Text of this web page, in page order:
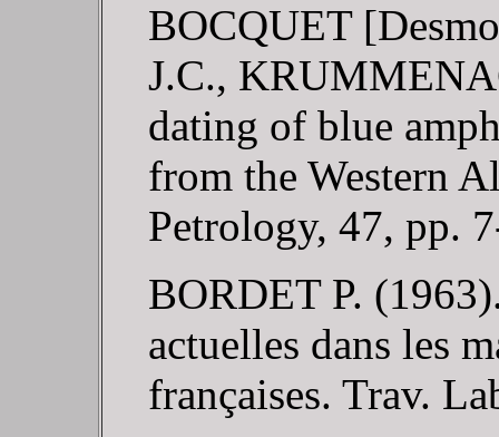
BOCQUET
J.C.,
dating of blue
from the Western
Petrology, 47, pp.
BORDET P.
actuelles dans les
françaises. Trav.